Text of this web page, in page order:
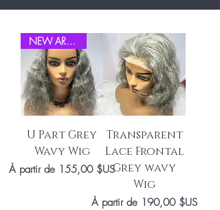
NEW ARRIVEL
U Part Grey
Wavy Wig
À partir de 155,00 $US
Prix promotionnel
Transparent
Lace Frontal
Grey wavy
Wig
À partir de 190,00 $US
Prix promotionnel